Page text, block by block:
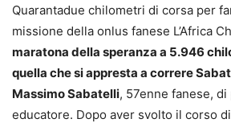
Quarantadue chilometri di corsa per
missione della onlus fanese L’Africa
maratona della speranza a 5.946
quella che si appresta a correre
Massimo Sabatelli, 57enne fanese,
educatore. Dopo aver svolto il corso